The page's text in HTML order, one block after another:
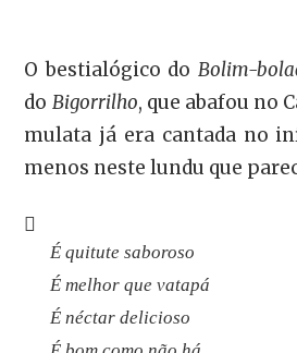
O bestialógico do Bolim-
do Bigorrilho, que abafou no
mulata já era cantada no
menos neste lundu que
É quitute saboroso
É melhor que vatapá
É néctar delicioso